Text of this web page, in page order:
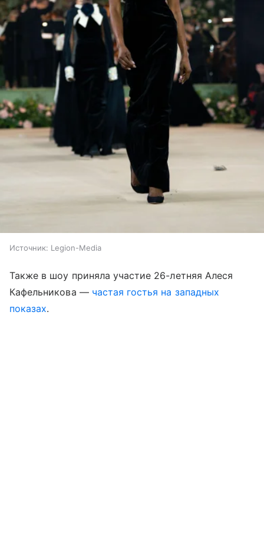
Источник: Legion-Media
Также в шоу приняла участие 26-летняя Алеся
Кафельникова — частая гостья на западных
показах.